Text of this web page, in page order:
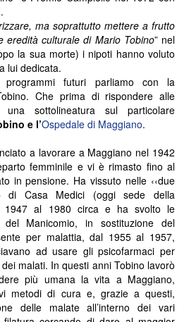
ma soprattutto mettere a frutto
eredità culturale di Mario Tobino” nel
la sua morte) i nipoti hanno voluto
a lui dedicata.
futuri parliamo con la
Che prima di rispondere alle
sottolineatura sul particolare
e l’Ospedale di Maggiano.
a lavorare a Maggiano nel 1942
femminile e vi è rimasto fino al
in pensione. Ha vissuto nelle ‹‹due
di Casa Medici (oggi sede della
al 1980 circa e ha svolto le
Manicomio, in sostituzione del
per malattia, dal 1955 al 1957,
ad usare gli psicofarmaci per
malati. In questi anni Tobino lavorò
più umana la vita a Maggiano,
metodi di cura e, grazie a questi,
delle malate all’interno dei vari